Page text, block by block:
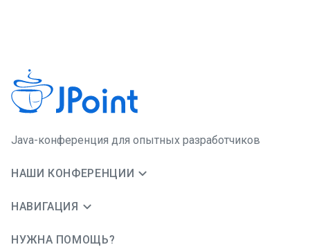
Java-конференция для опытных разработчиков
НАШИ КОНФЕРЕНЦИИ
НАВИГАЦИЯ
НУЖНА ПОМОЩЬ?